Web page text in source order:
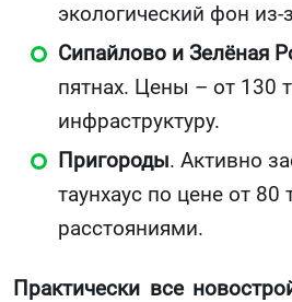
экологический фон
Сипайлово и Зелёная
пятнах. Цены – от 130
инфраструктуру.
Пригороды. Активно
таунхаус по цене от
расстояниями.
Практически все